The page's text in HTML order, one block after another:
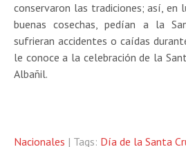
conservaron las tradiciones; así, en
buenas cosechas, pedían a la
sufrieran accidentes o caídas
le conoce a la celebración de la
Albañil.
Nacionales | Tags: Día de la Santa